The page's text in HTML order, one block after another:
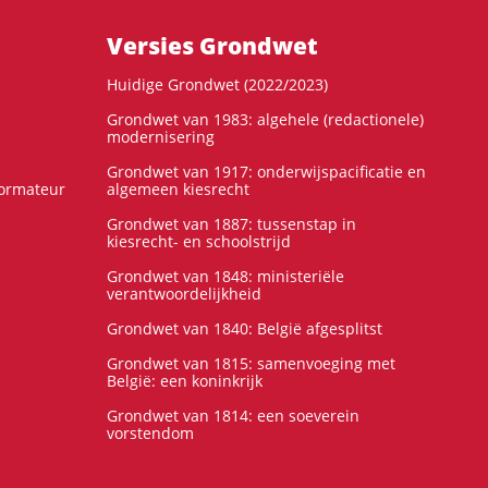
Versies Grondwet
Huidige Grondwet (2022/2023)
Grondwet van 1983: algehele (redactionele)
modernisering
Grondwet van 1917: onderwijspacificatie en
algemeen kiesrecht
Grondwet van 1887: tussenstap in
kiesrecht- en schoolstrijd
Grondwet van 1848: ministeriële
verantwoordelijkheid
Grondwet van 1840: België afgesplitst
Grondwet van 1815: samenvoeging met
België: een koninkrijk
Grondwet van 1814: een soeverein
vorstendom